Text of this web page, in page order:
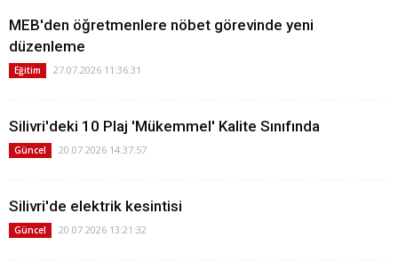
MEB'den öğretmenlere nöbet görevinde yeni
düzenleme
Eğitim 27.07.2026 11:36:31
Silivri'deki 10 Plaj 'Mükemmel' Kalite Sınıfında
Güncel 20.07.2026 14:37:57
Silivri'de elektrik kesintisi
Güncel 20.07.2026 13:21:32